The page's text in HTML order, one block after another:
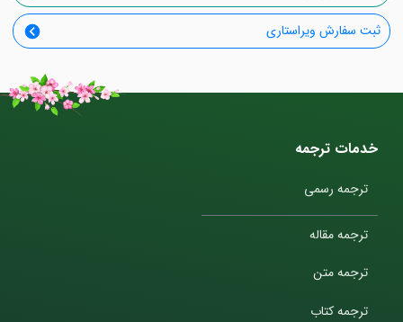
ثبت سفارش ویراستاری
خدمات ترجمه
ترجمه رسمی
ترجمه مقاله
ترجمه متن
ترجمه کتاب